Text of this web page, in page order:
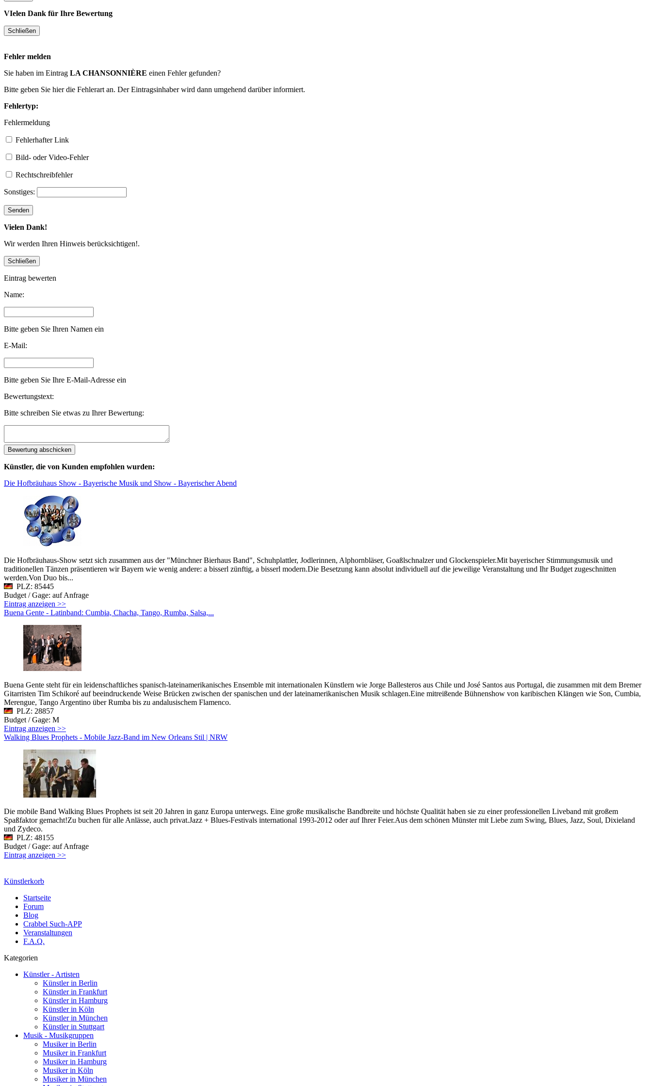
VIelen Dank für Ihre Bewertung
Fehler melden
Sie haben im Eintrag LA CHANSONNIÈRE einen Fehler gefunden?
Bitte geben Sie hier die Fehlerart an. Der Eintragsinhaber wird dann umgehend darüber informiert.
Fehlertyp:
Fehlermeldung
Fehlerhafter Link
Bild- oder Video-Fehler
Rechtschreibfehler
Sonstiges:
Vielen Dank!
Wir werden Ihren Hinweis berücksichtigen!.
Eintrag bewerten
Name:
Bitte geben Sie Ihren Namen ein
E-Mail:
Bitte geben Sie Ihre E-Mail-Adresse ein
Bewertungstext:
Bitte schreiben Sie etwas zu Ihrer Bewertung:
Künstler, die von Kunden empfohlen wurden:
Die Hofbräuhaus Show - Bayerische Musik und Show - Bayerischer Abend
Die Hofbräuhaus-Show setzt sich zusammen aus der "Münchner Bierhaus Band", Schuhplattler, Jodlerinnen, Alphornbläser, Goaßlschnalzer und Glockenspieler.Mit bayerischer Stimmungsmusik und
traditionellen Tänzen präsentieren wir Bayern wie wenig andere: a bisserl zünftig, a bisserl modern.Die Besetzung kann absolut individuell auf die jeweilige Veranstaltung und Ihr Budget zugeschnitten
werden.Von Duo bis...
PLZ: 85445
Budget / Gage: auf Anfrage
Eintrag anzeigen >>
Buena Gente - Latinband: Cumbia, Chacha, Tango, Rumba, Salsa,...
Buena Gente steht für ein leidenschaftliches spanisch-lateinamerikanisches Ensemble mit internationalen Künstlern wie Jorge Ballesteros aus Chile und José Santos aus Portugal, die zusammen mit dem Bremer
Gitarristen Tim Schikoré auf beeindruckende Weise Brücken zwischen der spanischen und der lateinamerikanischen Musik schlagen.Eine mitreißende Bühnenshow von karibischen Klängen wie Son, Cumbia,
Merengue, Tango Argentino über Rumba bis zu andalusischem Flamenco.
PLZ: 28857
Budget / Gage: M
Eintrag anzeigen >>
Walking Blues Prophets - Mobile Jazz-Band im New Orleans Stil | NRW
Die mobile Band Walking Blues Prophets ist seit 20 Jahren in ganz Europa unterwegs. Eine große musikalische Bandbreite und höchste Qualität haben sie zu einer professionellen Liveband mit großem
Spaßfaktor gemacht!Zu buchen für alle Anlässe, auch privat.Jazz + Blues-Festivals international 1993-2012 oder auf Ihrer Feier.Aus dem schönen Münster mit Liebe zum Swing, Blues, Jazz, Soul, Dixieland
und Zydeco.
PLZ: 48155
Budget / Gage: auf Anfrage
Eintrag anzeigen >>
Künstlerkorb
Startseite
Forum
Blog
Crabbel Such-APP
Veranstaltungen
F.A.Q.
Kategorien
Künstler - Artisten
Künstler in Berlin
Künstler in Frankfurt
Künstler in Hamburg
Künstler in Köln
Künstler in München
Künstler in Stuttgart
Musik - Musikgruppen
Musiker in Berlin
Musiker in Frankfurt
Musiker in Hamburg
Musiker in Köln
Musiker in München